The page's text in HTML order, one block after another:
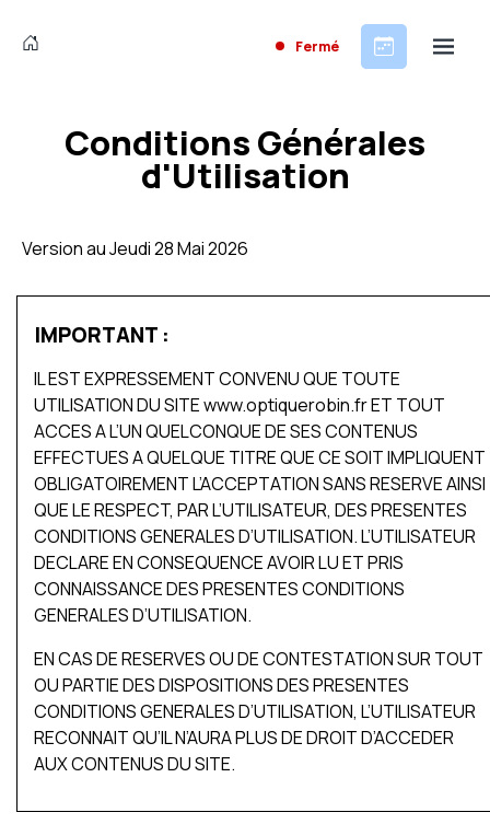
Fermé
Conditions Générales
d'Utilisation
Version au Jeudi 28 Mai 2026
IMPORTANT :
IL EST EXPRESSEMENT CONVENU QUE TOUTE
UTILISATION DU SITE www.optiquerobin.fr ET TOUT
ACCES A L’UN QUELCONQUE DE SES CONTENUS
EFFECTUES A QUELQUE TITRE QUE CE SOIT IMPLIQUENT
OBLIGATOIREMENT L’ACCEPTATION SANS RESERVE AINSI
QUE LE RESPECT, PAR L’UTILISATEUR, DES PRESENTES
CONDITIONS GENERALES D’UTILISATION. L’UTILISATEUR
DECLARE EN CONSEQUENCE AVOIR LU ET PRIS
CONNAISSANCE DES PRESENTES CONDITIONS
GENERALES D’UTILISATION.
EN CAS DE RESERVES OU DE CONTESTATION SUR TOUT
OU PARTIE DES DISPOSITIONS DES PRESENTES
CONDITIONS GENERALES D’UTILISATION, L’UTILISATEUR
RECONNAIT QU’IL N’AURA PLUS DE DROIT D’ACCEDER
AUX CONTENUS DU SITE.